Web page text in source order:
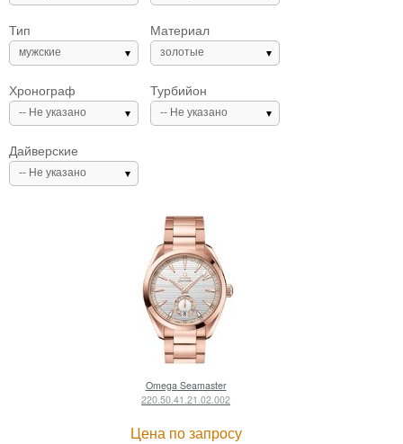
Тип
мужские
Материал
золотые
Хронограф
-- Не указано
Турбийон
-- Не указано
Дайверские
-- Не указано
Omega Seamaster
220.50.41.21.02.002
Цена по запросу